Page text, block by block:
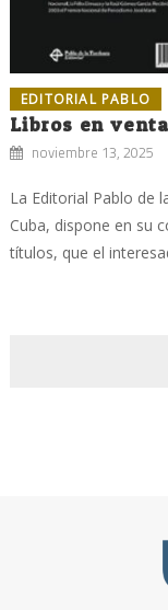
EDITORIAL PABLO
Libros en
noviembre 13, 2025
La Editorial Pablo de
Cuba, dispone en su
títulos, que el